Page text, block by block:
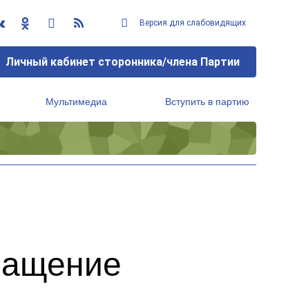
Версия для слабовидящих
Личный кабинет сторонника/члена Партии
Мультимедиа Вступить в партию